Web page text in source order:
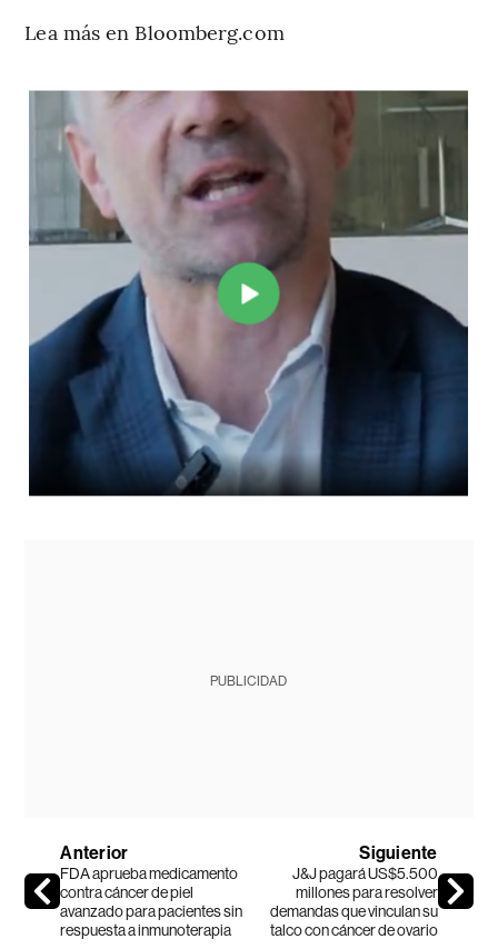
Lea más en Bloomberg.com
PUBLICIDAD
Anterior
FDA aprueba medicamento
contra cáncer de piel
avanzado para pacientes sin
respuesta a inmunoterapia
Siguiente
J&J pagará US$5.500
millones para resolver
demandas que vinculan su
talco con cáncer de ovario